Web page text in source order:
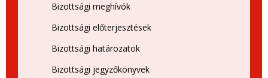
Bizottsági meghívók
Bizottsági előterjesztések
Bizottsági határozatok
Bizottsági jegyzőkönyvek